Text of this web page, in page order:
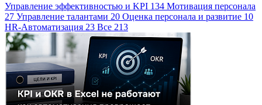
Управление эффективностью и KPI 134 Мотивация персонала
27 Управление талантами 20 Оценка персонала и развитие 10
HR-Автоматизация 23 Все 213